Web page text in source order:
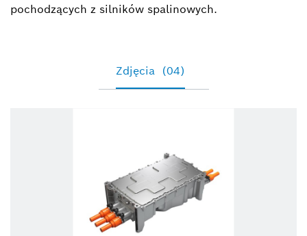
pochodzących z silników spalinowych.
Zdjęcia (04)